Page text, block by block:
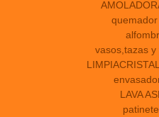
vasos,tazas
LAVA